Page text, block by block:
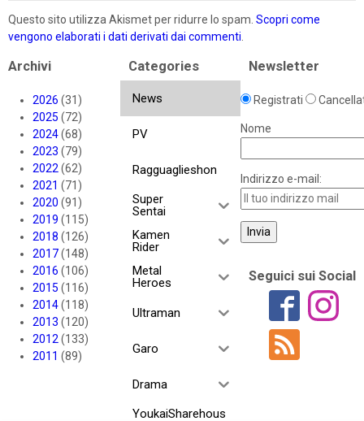
Questo sito utilizza Akismet per ridurre lo spam. Scopri come
vengono elaborati i dati derivati dai commenti
Archivi
2026 (31)
2025 (72)
2024(68)
2023 (79)
2022 (62)
2021 (71)
2020 (91)
2019 (115)
2018 (126)
2017(148)
2016 (106)
2015 (116)
2014(118)
2013 (120)
2012 (133)
2011 (89)
Categories
News
PV
Ragguaglieshon
Super
Sentai
Kamen
Rider
Metal
Heroes
Ultraman
Garo
Drama
YoukaiSharehous
Newsletter
Registrati
Nome
Indirizzo e-mail:
Seguici sui Social